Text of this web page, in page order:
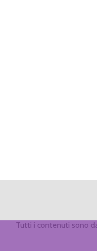
Tutti i contenuti sono